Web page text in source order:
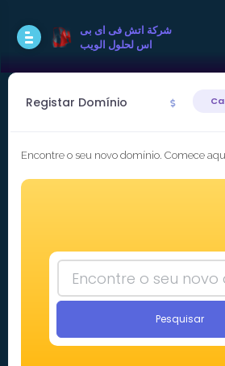
شركة اتش فى اى بى
اس لحلول الويب
Registar Domínio
Encontre o seu novo domínio. Comece
Pesquisar